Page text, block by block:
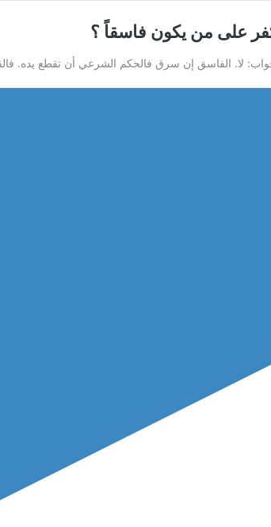
على من يكون فاسقاً ؟
لا. الفاسق إن سرق فالحكم الشرعي أن تقطع يده.